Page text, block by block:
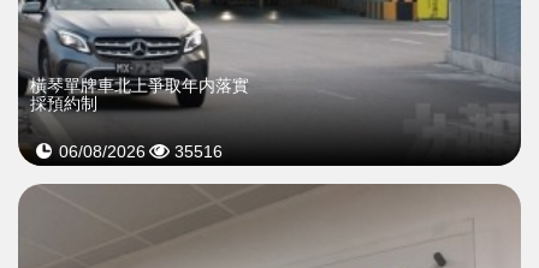
橫琴單牌車北上爭取年内落實
採預約制
06/08/2026 35516